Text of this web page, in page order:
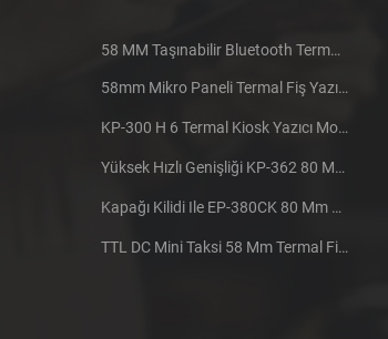
58 MM Taşınabilir Bluetooth Termal Yazıcı PTP-II
58mm Mikro Paneli Termal Fiş Yazıcı CSN-A1
KP-300 H 6 Termal Kiosk Yazıcı Modülü
Yüksek Hızlı Genişliği KP-362 80 Mm Termal Yazıcı Kiosk
Kapağı Kilidi Ile EP-380CK 80 Mm Termal Yazıcı
TTL DC Mini Taksi 58 Mm Termal Fiş Yazıcı Gömülü